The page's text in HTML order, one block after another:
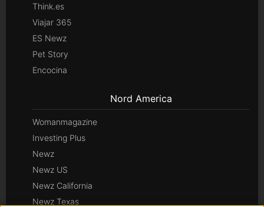
Think.es
Viajar 365
ES Newz
Pet Story
Encocina
Nord America
Womanmagazine
Investing Plus
Newz
Newz US
Newz California
Newz Texas